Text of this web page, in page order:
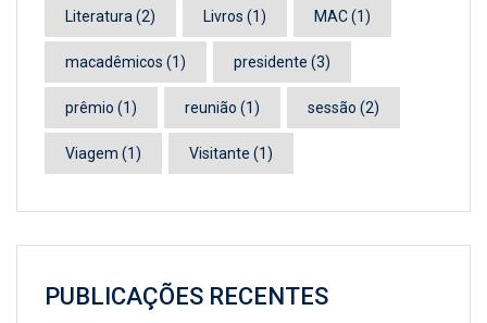
Literatura (2) Livros (1) MAC(1)
macadêmicos (1) presidente (3)
prêmio (1) reunião (1) sessão (2)
Viagem (1) Visitante (1)
PUBLICAÇÕES RECENTES